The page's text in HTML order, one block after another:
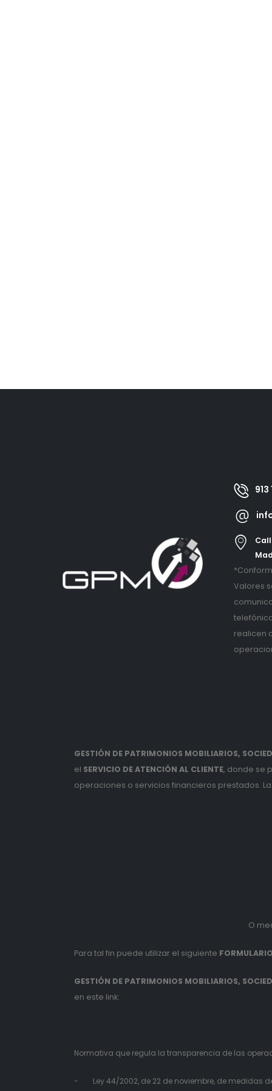
913
Valores
realicen
GESTIÓN DE PATRIMONIOS MOBILIARIOS,
el SERVICIO DE ATENCIÓN AL CLIENTE, donde se
operaciones o servicios financieros prestados.
O
Para tal fin puede utilizar el siguiente
GESTIÓN DE PATRIMONIOS MOBILIARIOS,
en este link:
Normativa que regula la transparencia de las
- Ley 44/2002, de 22 de noviembre, de medidas